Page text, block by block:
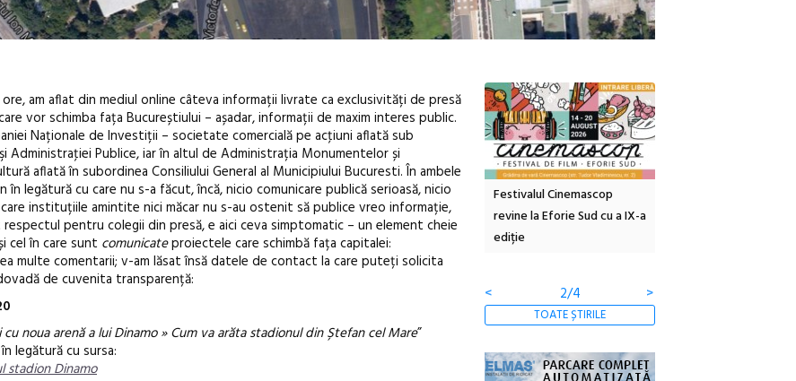
am aflat din mediul online câteva informații livrate ca exclusivități de presă
vor schimba fața Bucureștiului – așadar, informații de maxim interes public.
Naționale de Investiții – societate comercială pe acţiuni aflată sub
Publice, iar în altul de Administrația Monumentelor și
aflată în subordinea Consiliului General al Municipiului Bucuresti.În ambele
legătură cu care nu s-a făcut, încă, nicio comunicare publică serioasă, nicio
instituțiile amintite nici măcar nu s-au ostenit să publice vreo informație,
pentru colegii din presă, e aici ceva simptomatic – un element cheie
cel în care sunt comunicateproiectele care schimbă fața capitalei:
multe comentarii; v-am lăsat însă datele de contact la care puteți solicita
de cuvenita transparență:
cu noua arenă a lui Dinamo » Cum va arăta stadionul din Ștefan cel Mare”
legătură cu sursa:
stadion Dinamo
Festivalul Cinemascop
revine la Eforie Sud cu a IX-a
ediție
Sleeping Beauties la Borsec:
dulceață de amintiri la
borcan, o cameră obscură și
<
3/4 >
TOATE ȘTIRILE